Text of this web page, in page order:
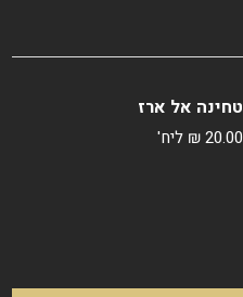
טחינה אל ארז
₪20.00 ליח'